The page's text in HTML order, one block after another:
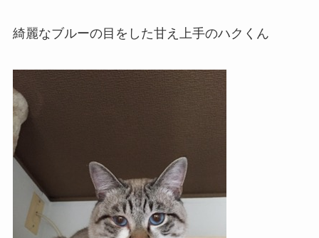
綺麗なブルーの目をした甘え上手のハクくん